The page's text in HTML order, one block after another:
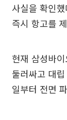
사실을 확인
즉시 항고를
현재 삼성바
둘러싸고 대
일부터 전면